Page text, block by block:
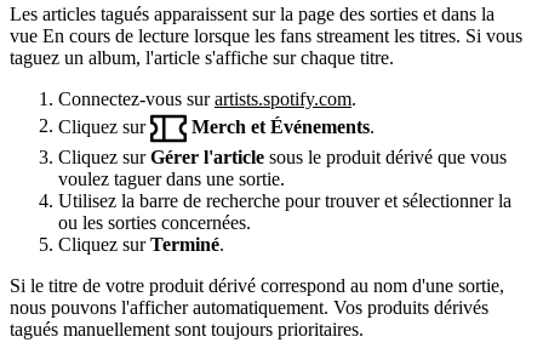
Les articles tagués apparaissent sur la page des sorties et dans la
vue En cours de lecture lorsque les fans streament les titres. Si vous
taguez un album, l'article s'affiche sur chaque titre.
Connectez-vous surartists.spotify.com.
Cliquez sur
Merch et Événements
Cliquez surGérer l'article sous le produit dérivé que vous
voulez taguer dans une sortie.
Utilisez la barre de recherche pour trouver et sélectionner la
ou les sorties concernées.
Cliquez surTerminé.
Si le titre de votre produit dérivé correspond au nom d'une sortie,
nous pouvons l'afficher automatiquement. Vos produits dérivés
tagués manuellement sont toujours prioritaires.